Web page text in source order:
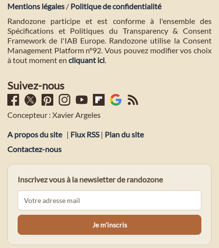
Mentions légales / Politique de confidentialité
Randozone participe et est conforme à l'ensemble des
Spécifications et Politiques du Transparency & Consent
Framework de l'IAB Europe. Randozone utilise la Consent
Management Platform n°92. Vous pouvez modifier vos choix
à tout moment en cliquant ici.
Suivez-nous
Concepteur : Xavier Argeles
A propos du site | Flux RSS| Plan du site
Contactez-nous
Inscrivez vous à la newsletter de randozone